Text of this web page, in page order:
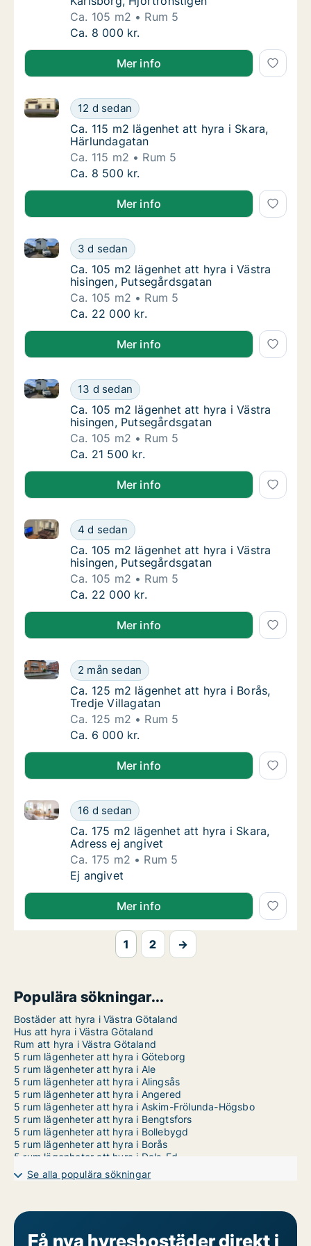
Ca. 105 m2
Rum 5
Ca. 105 m2 lägenhet att hyra i Karlsborg,
Ca. 8 000 kr.
Mer info
Ca. 115 m2 lägenhet att hyra i Skara,
12 d sedan
Ca. 115 m2 lägenhet att hyra i Skara, Härlundagatan
Ca. 115 m2 lägenhet att hyra i Skara,
Ca. 115 m2 lägenhet att hyra i Skara,
Härlundagatan
Ca. 115 m2
Rum 5
Ca. 115 m2 lägenhet att hyra i Skara,
Ca. 8 500 kr.
Mer info
Ca. 105 m2 lägenhet att hyra i Västra
3 d sedan
Ca. 105 m2 lägenhet att hyra i Västra hisingen,
Ca. 105 m2 lägenhet att hyra i Västra
Ca. 105 m2 lägenhet att hyra i Västra
hisingen, Putsegårdsgatan
Ca. 105 m2
Rum 5
Ca. 105 m2 lägenhet att hyra i Västra
Ca. 22 000 kr.
Mer info
Ca. 105 m2 lägenhet att hyra i Västra
13 d sedan
Ca. 105 m2 lägenhet att hyra i Västra hisingen,
Ca. 105 m2 lägenhet att hyra i Västra
Ca. 105 m2 lägenhet att hyra i Västra
hisingen, Putsegårdsgatan
Ca. 105 m2
Rum 5
Ca. 105 m2 lägenhet att hyra i Västra
Ca. 21 500 kr.
Mer info
Ca. 105 m2 lägenhet att hyra i Västra
4 d sedan
Ca. 105 m2 lägenhet att hyra i Västra hisingen,
Ca. 105 m2 lägenhet att hyra i Västra
Ca. 105 m2 lägenhet att hyra i Västra
hisingen, Putsegårdsgatan
Ca. 105 m2
Rum 5
Ca. 105 m2 lägenhet att hyra i Västra
Ca. 22 000 kr.
Mer info
Ca. 125 m2 lägenhet att hyra i Borås,
2 mån sedan
Ca. 125 m2 lägenhet att hyra i Borås, Tredje
Ca. 125 m2 lägenhet att hyra i Borås,
Ca. 125 m2 lägenhet att hyra i Borås,
Tredje Villagatan
Ca. 125 m2
Rum 5
Ca. 125 m2 lägenhet att hyra i Borås,
Ca. 6 000 kr.
Mer info
Ca. 175 m2 lägenhet att hyra i Skara,
16 d sedan
Ca. 175 m2 lägenhet att hyra i Skara, Adress ej
Ca. 175 m2 lägenhet att hyra i Skara,
Ca. 175 m2 lägenhet att hyra i Skara,
Adress ej angivet
Ca. 175 m2
Rum 5
Ca. 175 m2 lägenhet att hyra i Skara,
Ej angivet
Mer info
1 2 →
Populära sökningar...
Bostäder att hyra i Västra Götaland
Hus att hyra i Västra Götaland
Rum att hyra i Västra Götaland
5 rum lägenheter att hyra i Göteborg
5 rum lägenheter att hyra i Ale
5 rum lägenheter att hyra i Alingsås
5 rum lägenheter att hyra i Angered
5 rum lägenheter att hyra i Askim-Frölunda-Högsbo
5 rum lägenheter att hyra i Bengtsfors
5 rum lägenheter att hyra i Bollebygd
5 rum lägenheter att hyra i Borås
5 rum lägenheter att hyra i Dals-Ed
5 rum lägenheter att hyra i Essunga
5 rum lägenheter att hyra i Falköping
5 rum lägenheter att hyra i Gullspång
5 rum lägenheter att hyra i Göteborg Centrum
Se alla populära sökningar
Få nya hyresbostäder direkt i